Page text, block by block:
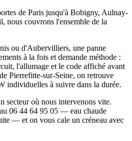
de Paris jusqu'à Bobigny, Aulnay-
nous couvrons l'ensemble de la
ou d'Aubervilliers, une panne
à la fois et demande méthode :
l'allumage et le code affiché avant
Pierrefitte-sur-Seine, on retrouve
individuelles à suivre dans la durée.
secteur où nous intervenons vite.
06 44 64 95 05 — eau chaude
— et on vous cale un créneau avec